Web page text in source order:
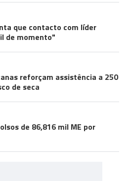
que contacto com líder
de momento"
reforçam assistência a 250
de seca
de 86,816 mil ME por